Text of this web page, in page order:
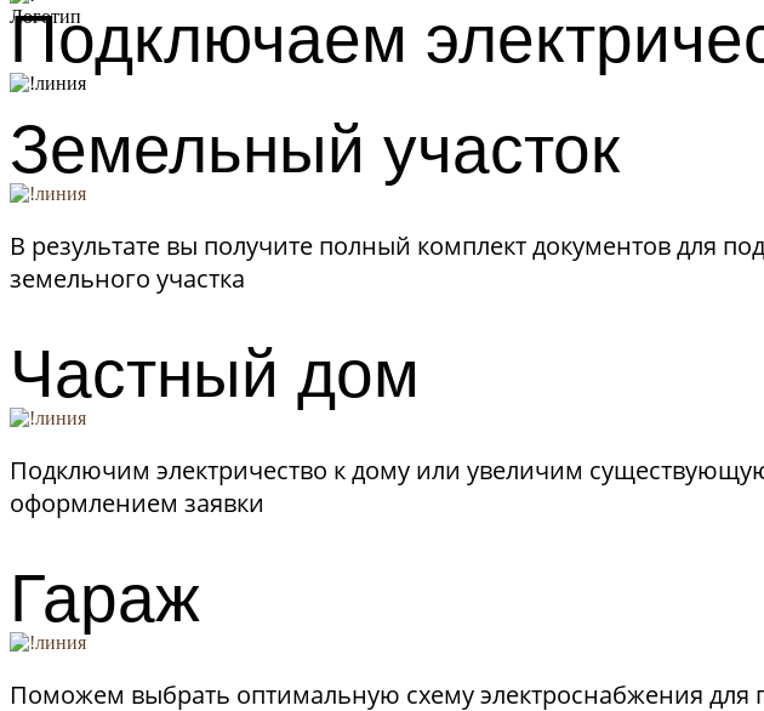
Подключаем
Земельный участок
В результате вы получите полный комплект документов для
земельного участка
Частный дом
Подключим электричество к дому или увеличим
оформлением заявки
Гараж
Поможем выбрать оптимальную схему электроснабжения для